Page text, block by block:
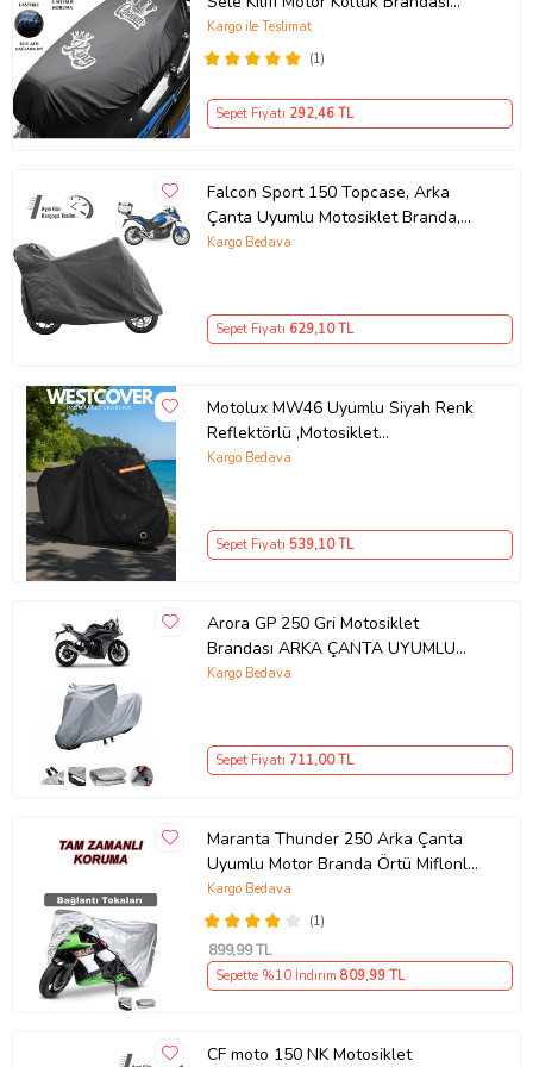
Ürün Kodu:kcm35179192
Siyah
(1)
Kargo ile Teslimat
Sepet Fiyatı 292,46 TL
Falcon Sport 150 Topcase, Arka
Çanta Uyumlu Motosiklet Branda,
Motor Örtüsü , Çadır
Kargo Bedava
Sepet Fiyatı 629,10 TL
Motolux MW46 Uyumlu Siyah Renk
Reflektörlü ,Motosiklet
Brandası,Motor Branda Motor
Kargo Bedava
Sepet Fiyatı 539,10 TL
Arora GP 250 Gri Motosiklet
Brandası ARKA ÇANTA UYUMLU
DEĞİLDİR
Kargo Bedava
Sepet Fiyatı 711,00 TL
Maranta Thunder 250 Arka Çanta
Uyumlu Motor Branda Örtü Miflonlu
Premium 4 Mevsim Koruma Gri
(1)
Kargo Bedava
899,99 TL
Sepette %10 İndirim 809,99 TL
CF moto 150 NK Motosiklet